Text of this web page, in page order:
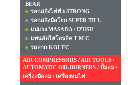
BEAR
รอกสลิงไฟฟ้า STRONG
รอกสลิงมือโยก SUPER TILL
แม่แรง MASADA / IZUSU
แท่นอัดไฮโดรลิค T M C
รถลาก KOLEC
AIR COMPRESSORS / AIR TOOLS /
AUTOMATIC OIL BURNERS / ปั๊มลม /
เครื่องมือลม / เครื่องพ่นไฟ